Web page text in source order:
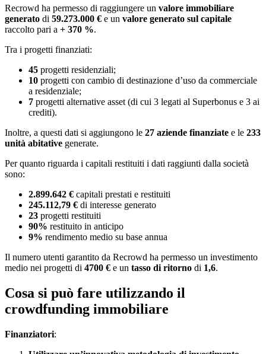
Recrowd ha permesso di raggiungere un valore immobiliare
generato di 59.273.000 € e un valore generato sul capitale
raccolto pari a + 370 %.
Tra i progetti finanziati:
45 progetti residenziali;
10 progetti con cambio di destinazione d’uso da commerciale
a residenziale;
7 progetti alternative asset (di cui 3 legati al Superbonus e 3 ai
crediti).
Inoltre, a questi dati si aggiungono le 27 aziende finanziate e le 233
unità abitative generate.
Per quanto riguarda i capitali restituiti i dati raggiunti dalla società
sono:
2.899.642 € capitali prestati e restituiti
245.112,79 € di interesse generato
23 progetti restituiti
90% restituito in anticipo
9% rendimento medio su base annua
Il numero utenti garantito da Recrowd ha permesso un investimento
medio nei progetti di 4700 € e un tasso di ritorno di 1,6.
Cosa si può fare utilizzando il
crowdfunding immobiliare
Finanziatori: